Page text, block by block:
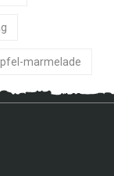
marmelade